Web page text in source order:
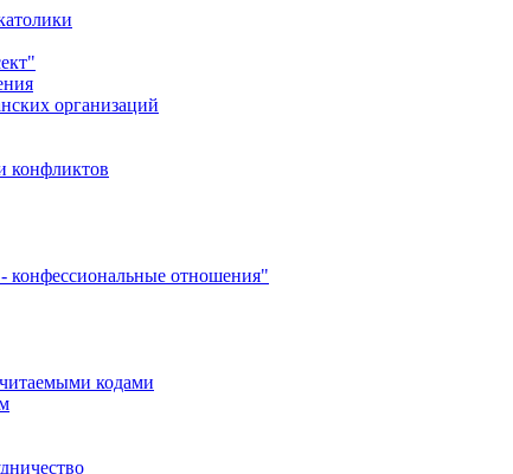
организаций
конфликтов
конфессиональные отношения"
кодами